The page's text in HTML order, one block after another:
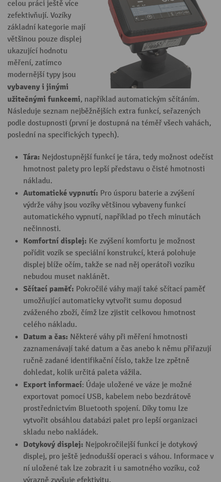
celou práci ještě více
zefektivňují. Vozíky
základní kategorie mají
většinou pouze displej
ukazující hodnotu
měření, zatímco
modernější typy jsou
vybaveny i jinými
užitečnými funkcemi, například automatickým sčítáním.
Následuje seznam nejběžnějších extra funkcí, seřazených
podle dostupnosti (první je dostupná na téměř všech vahách,
poslední na specifických typech).
Tára: Nejdostupnější funkcí je tára, tedy možnost odečíst
hmotnost palety pro lepší představu o čisté hmotnosti
nákladu.
Automatické vypnutí: Pro úsporu baterie a zvýšení
výdrže váhy jsou vozíky většinou vybaveny funkcí
automatického vypnutí, například po třech minutách
nečinnosti.
Komfortní displej: Ke zvýšení komfortu je možnost
pořídit vozík se speciální konstrukcí, která polohuje
displej blíže očím, takže se nad něj operátoři vozíku
nebudou muset naklánět.
Sčítací paměť: Pokročilé váhy mají také sčítací paměť
umožňující automaticky vytvořit sumu doposud
zváženého zboží, čímž lze zjistit celkovou hmotnost
celého nákladu.
Datum a čas: Některé váhy při měření hmotnosti
zaznamenávají také datum a čas anebo k němu přiřazují
ručně zadané identifikační číslo, takže lze zpětně
dohledat, kolik určitá paleta vážila.
Export informací: Údaje uložené ve váze je možné
exportovat pomocí USB, kabelem nebo bezdrátově
prostřednictvím Bluetooth spojení. Díky tomu lze
vytvořit obsáhlou databázi palet pro lepší organizaci
skladu nebo nakládek.
Dotykový displej: Nejpokročilejší funkcí je dotykový
displej, pro ještě jednodušší operaci s váhou. Informace v
ní uložené tak lze zobrazit i u samotného vozíku, což